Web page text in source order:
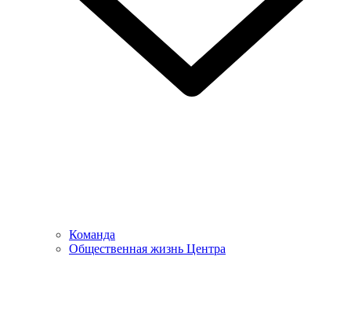
Команда
Общественная жизнь Центра